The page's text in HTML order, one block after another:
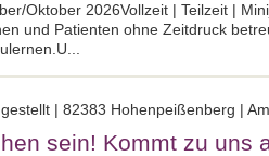
Oktober 2026Vollzeit | Teilzeit |
und Patienten ohne Zeitdruck
| 82383 Hohenpeißenberg |
sein! Kommt zu uns